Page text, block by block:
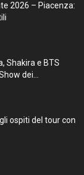
2026 – Piacenza:
Shakira e BTS
dei...
ospiti del tour con